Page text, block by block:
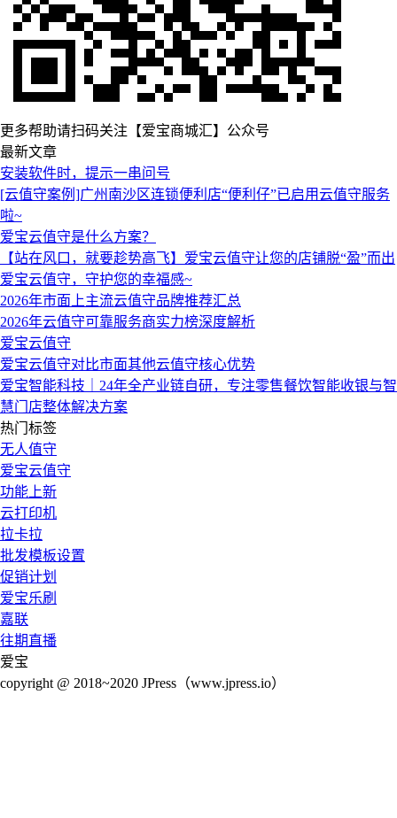
更多帮助请扫码关注【爱宝商城汇】公众号
最新文章
安装软件时，提示一串问号
[云值守案例]广州南沙区连锁便利店“便利仔”已启用云值守服务
啦~
爱宝云值守是什么方案？
【站在风口，就要趁势高飞】爱宝云值守让您的店铺脱“盈”而出
爱宝云值守，守护您的幸福感~
2026年市面上主流云值守品牌推荐汇总
2026年云值守可靠服务商实力榜深度解析
爱宝云值守
爱宝云值守对比市面其他云值守核心优势
爱宝智能科技｜24年全产业链自研，专注零售餐饮智能收银与智
慧门店整体解决方案
热门标签
无人值守
爱宝云值守
功能上新
云打印机
拉卡拉
批发模板设置
促销计划
爱宝乐刷
嘉联
往期直播
爱宝
copyright @ 2018~2020 JPress（www.jpress.io）